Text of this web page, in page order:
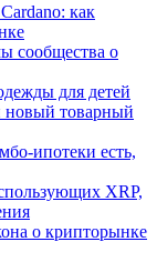
как
сообщества о
для детей
новый товарный
ипотеки есть,
XRP,
о крипторынке